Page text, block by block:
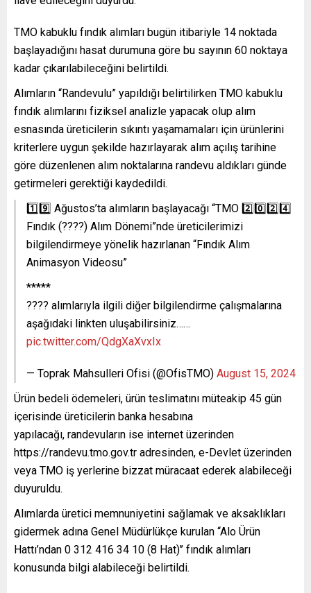
TMO kabuklu fındık alımları bugün itibariyle 14 noktada
başlayadığını hasat durumuna göre bu sayının 60 noktaya
kadar çıkarılabileceğini belirtildi.
Alımların “Randevulu” yapıldığı belirtilirken TMO kabuklu
fındık alımlarını fiziksel analizle yapacak olup alım
esnasında üreticilerin sıkıntı yaşamamaları için ürünlerini
kriterlere uygun şekilde hazırlayarak alım açılış tarihine
göre düzenlenen alım noktalarına randevu aldıkları günde
getirmeleri gerektiği kaydedildi.
1️⃣9️⃣ Ağustos’ta alımların başlayacağı “TMO 2️⃣0️⃣2️⃣4️⃣
Fındık (????) Alım Dönemi”nde üreticilerimizi
bilgilendirmeye yönelik hazırlanan “Fındık Alım
Animasyon Videosu”
*****
???? alımlarıyla ilgili diğer bilgilendirme çalışmalarına
aşağıdaki linkten uluşabilirsiniz……
pic.twitter.com/QdgXaXvxIx
— Toprak Mahsulleri Ofisi (@OfisTMO) August 15, 2024
Ürün bedeli ödemeleri, ürün teslimatını müteakip 45 gün
içerisinde üreticilerin banka hesabına
yapılacağı, randevuların ise internet üzerinden
https://randevu.tmo.gov.tr adresinden, e-Devlet üzerinden
veya TMO iş yerlerine bizzat müracaat ederek alabileceği
duyuruldu.
Alımlarda üretici memnuniyetini sağlamak ve aksaklıkları
gidermek adına Genel Müdürlükçe kurulan “Alo Ürün
Hattı’ndan 0 312 416 34 10 (8 Hat)’’ fındık alımları
konusunda bilgi alabileceği belirtildi.